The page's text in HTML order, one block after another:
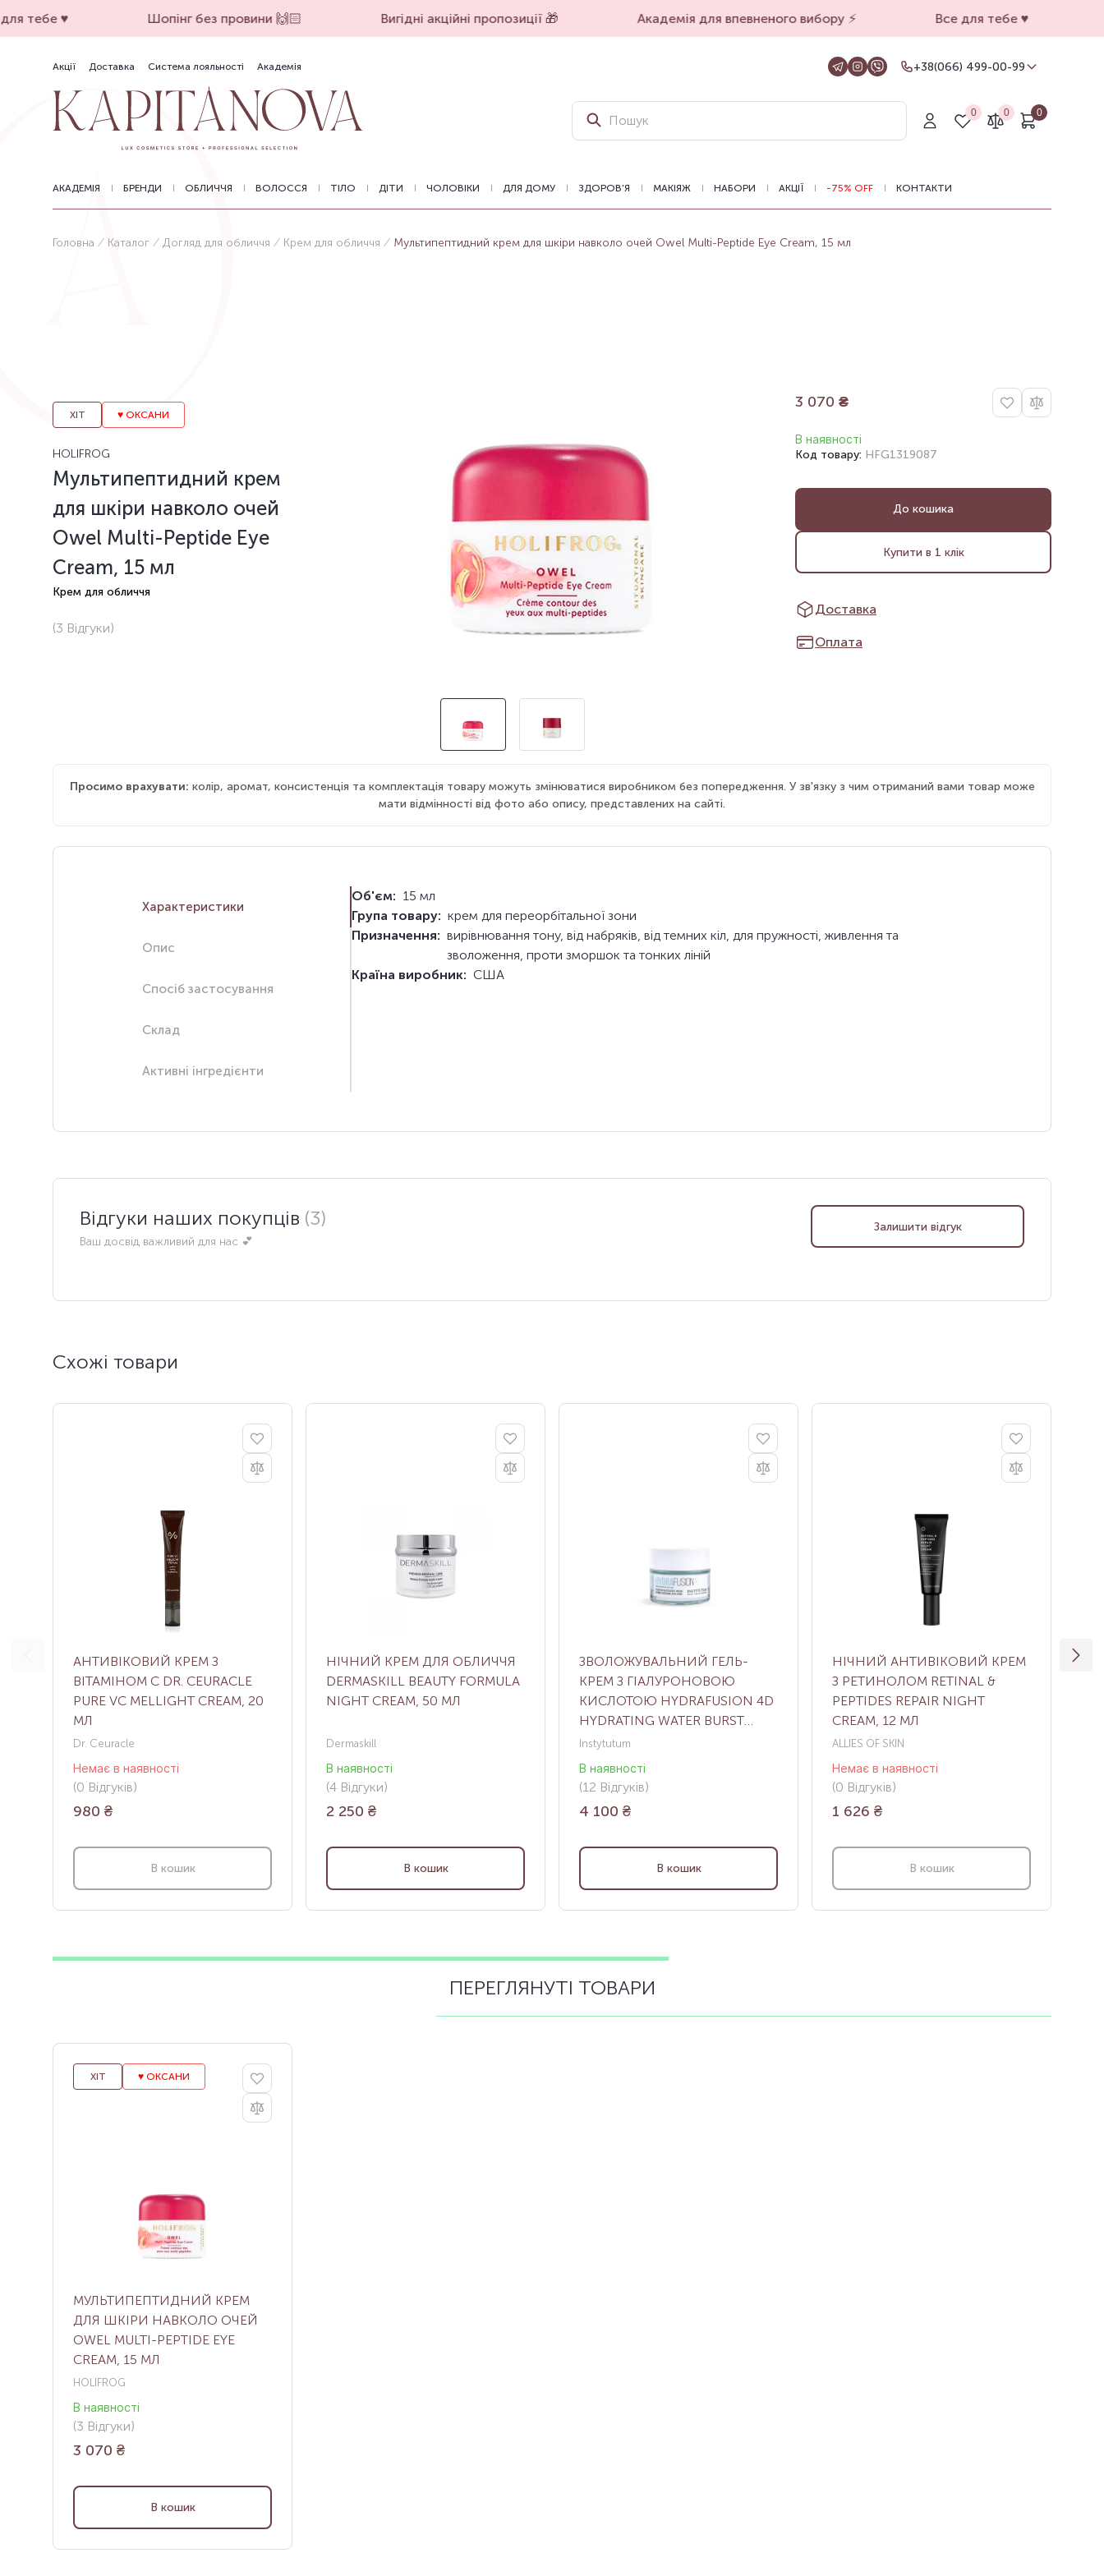
тебе ♥️ Шопінг без провини 🙌🏻 Вигідні акційні пропозиції 🎁 Академія для впевненого вибору ⚡️ Все для тебе ♥️
Акції Доставка Система лояльності Академія
+38(066) 499-00-99
Для замовлень на сайті
+38(099) 069-90-00
Магазин Харків
Оформлення замовлень на сайті
0 0 0
АКАДЕМІЯ БРЕНДИ ОБЛИЧЧЯ ВОЛОССЯ ТІЛО ДІТИ ЧОЛОВІКИ ДЛЯ ДОМУ ЗДОРОВ'Я МАКІЯЖ НАБОРИ АКЦІЇ -75% OFF КОНТАКТИ
Головна Каталог Догляд для обличчя Крем для обличчя Мультипептидний крем для шкіри навколо очей Owel Multi-Peptide Eye Cream, 15 мл
ХІТ ♥️ ОКСАНИ
HOLIFROG
Мультипептидний крем
для шкіри навколо очей
Owel Multi-Peptide Eye
Cream, 15 мл
Крем для обличчя
(3 Відгуки)
3 070 ₴
В наявності
Код товару: HFG1319087
До кошика
Купити в 1 клік
Доставка
Оплата
Просимо врахувати: колір, аромат, консистенція та комплектація товару можуть змінюватися виробником без попередження. У зв'язку з чим отриманий вами товар може
мати відмінності від фото або опису, представлених на сайті.
Характеристики
Опис
Спосіб застосування
Склад
Активні інгредієнти
Об'єм: 15 мл
Група товару: крем для переорбітальної зони
Призначення: вирівнювання тону, від набряків, від темних кіл, для пружності, живлення та
зволоження, проти зморшок та тонких ліній
Країна виробник: США
Відгуки наших покупців (3)
Ваш досвід важливий для нас 💕
Залишити відгук
Схожі товари
АНТИВІКОВИЙ КРЕМ З
ВІТАМІНОМ С DR. CEURACLE
PURE VC MELLIGHT CREAM, 20
МЛ
Dr. Ceuracle
Немає в наявності
(0 Відгуків)
980 ₴
В кошик
НІЧНИЙ КРЕМ ДЛЯ ОБЛИЧЧЯ
DERMASKILL BEAUTY FORMULA
NIGHT CREAM, 50 МЛ
Dermaskill
В наявності
(4 Відгуки)
2 250 ₴
В кошик
ЗВОЛОЖУВАЛЬНИЙ ГЕЛЬ-
КРЕМ З ГІАЛУРОНОВОЮ
КИСЛОТОЮ HYDRAFUSION 4D
HYDRATING WATER BURST
CREAM, 50 МЛ
Instytutum
В наявності
(12 Відгуків)
4 100 ₴
В кошик
НІЧНИЙ АНТИВІКОВИЙ КРЕМ
З РЕТИНОЛОМ RETINAL &
PEPTIDES REPAIR NIGHT
CREAM, 12 МЛ
ALLIES OF SKIN
Немає в наявності
(0 Відгуків)
1 626 ₴
В кошик
ПЕРЕГЛЯНУТІ ТОВАРИ
ХІТ ♥️ ОКСАНИ
МУЛЬТИПЕПТИДНИЙ КРЕМ
ДЛЯ ШКІРИ НАВКОЛО ОЧЕЙ
OWEL MULTI-PEPTIDE EYE
CREAM, 15 МЛ
HOLIFROG
В наявності
(3 Відгуки)
3 070 ₴
В кошик